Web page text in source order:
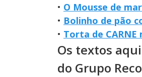
• O Mousse de
• Bolinho de pão
• Torta de CARNE
Os textos
do Grupo